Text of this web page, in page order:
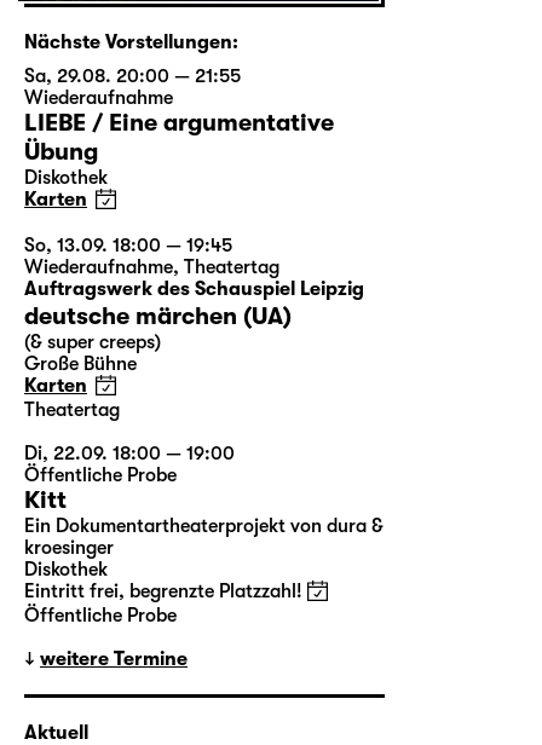
Nächste Vorstellungen:
Sa, 29.08. 20:00 — 21:55
Wiederaufnahme
LIEBE / Eine argumentative
Übung
Diskothek
Karten
So, 13.09. 18:00 — 19:45
Wiederaufnahme, Theatertag
Auftragswerk des Schauspiel Leipzig
deutsche märchen (UA)
(& super creeps)
Große Bühne
Karten
Theatertag
Di, 22.09. 18:00 — 19:00
Öffentliche Probe
Kitt
Ein Dokumentartheaterprojekt von dura &
kroesinger
Diskothek
Eintritt frei, begrenzte Platzzahl!
Öffentliche Probe
weitere Termine
Aktuell